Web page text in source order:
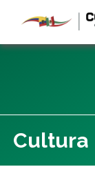
Cultura